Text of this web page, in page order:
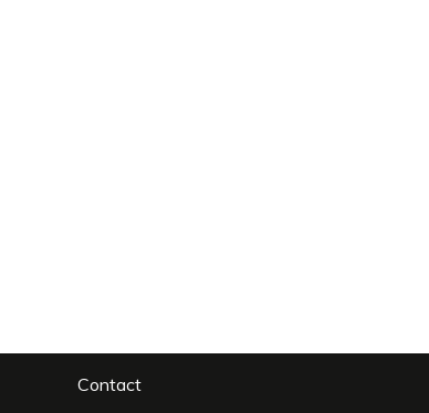
Contact